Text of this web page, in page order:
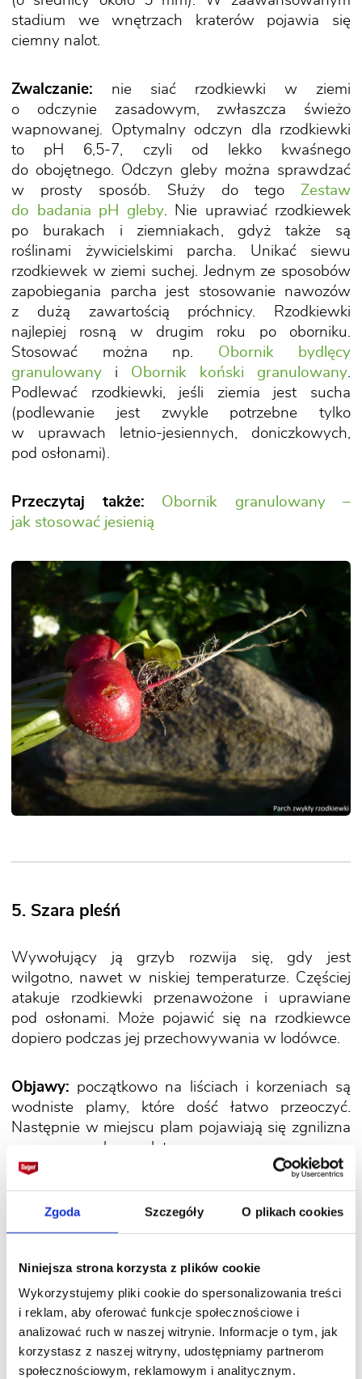
Zgoda Szczegóły O plikach cookies
Niniejsza strona korzysta z plików cookie
Wykorzystujemy pliki cookie do spersonalizowania treści
i reklam, aby oferować funkcje społecznościowe i
analizować ruch w naszej witrynie. Informacje o tym, jak
korzystasz z naszej witryny, udostępniamy partnerom
społecznościowym, reklamowym i analitycznym.
stadium we wnętrzach kraterów pojawia się
ciemny nalot.
Zwalczanie: nie siać rzodkiewki w ziemi
o odczynie zasadowym, zwłaszcza świeżo
wapnowanej. Optymalny odczyn dla rzodkiewki
to pH 6,5-7, czyli od lekko kwaśnego
do obojętnego. Odczyn gleby można sprawdzać
w prosty sposób. Służy do tego Zestaw
do badania pH gleby. Nie uprawiać rzodkiewek
po burakach i ziemniakach, gdyż także są
roślinami żywicielskimi parcha. Unikać siewu
rzodkiewek w ziemi suchej. Jednym ze sposobów
zapobiegania parcha jest stosowanie nawozów
z dużą zawartością próchnicy. Rzodkiewki
najlepiej rosną w drugim roku po oborniku.
Stosować można np. Obornik bydlęcy
granulowany i Obornik koński granulowany.
Podlewać rzodkiewki, jeśli ziemia jest sucha
(podlewanie jest zwykle potrzebne tylko
w uprawach letnio-jesiennych, doniczkowych,
pod osłonami).
Przeczytaj także:
Obornik granulowany –
jak stosować jesienią
5. Szara pleśń
Wywołujący ją grzyb rozwija się, gdy jest
wilgotno, nawet w niskiej temperaturze. Częściej
atakuje rzodkiewki przenawożone i uprawiane
pod osłonami. Może pojawić się na rzodkiewce
dopiero podczas jej przechowywania w lodówce.
Objawy: początkowo na liściach i korzeniach są
wodniste plamy, które dość łatwo przeoczyć.
Następnie w miejscu plam pojawiają się zgnilizna
oraz szary, pylący nalot.
Zwalczanie:robić kilkuletnie przerwy w uprawie
rzodkiewek. Dbać o czystość narzędzi
ogrodniczych, ponieważ grzyb może przetrwać
być myte narzędzia, warto dodać
ogrodnicze potasowe z czosnkiem. Nie siać
rzodkiewki zbyt gęsto. Unikać podlewania
na liście. Jeżeli rzodkiewka jest uprawiana
pod osłonami, systematycznie wietrzyć tunele